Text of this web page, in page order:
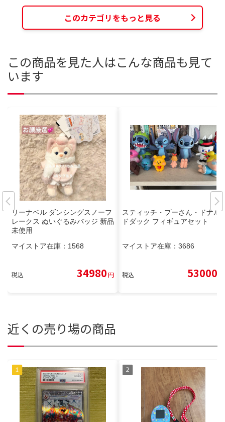
このカテゴリをもっと見る
この商品を見た人はこんな商品も見て
います
リーナベル ダンシングスノーフ
レークス ぬいぐるみバッジ 新品
未使用
マイストア在庫： 1568
税込 34980円
スティッチ・プーさん・ドナル
ドダック フィギュアセット
マイストア在庫： 3686
税込 53000
近くの売り場の商品